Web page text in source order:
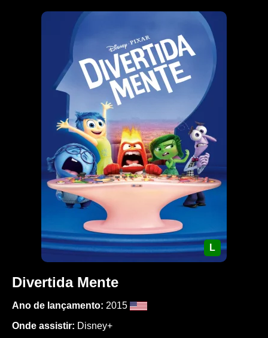
L
Divertida Mente
Ano de lançamento: 2015
Onde assistir: Disney+